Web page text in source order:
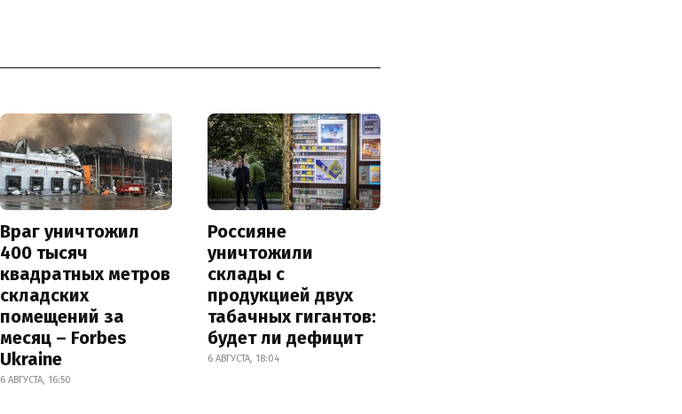
Враг уничтожил
400 тысяч
квадратных метров
складских
помещений за
месяц – Forbes
Ukraine
6 АВГУСТА, 16:50
Россияне
уничтожили
склады с
продукцией двух
табачных гигантов:
будет ли дефицит
6 АВГУСТА, 18:04